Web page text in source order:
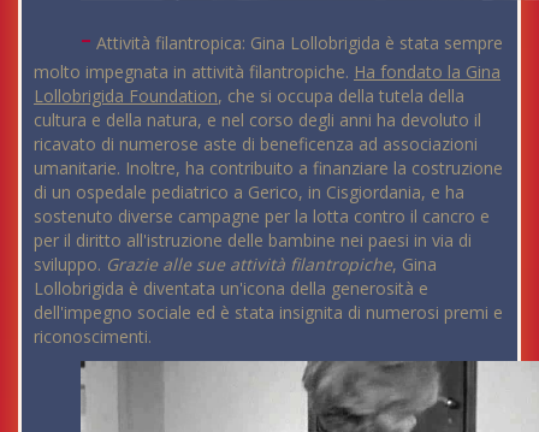
- Attività filantropica: Gina Lollobrigida è stata sempre
molto impegnata in attività filantropiche. Ha fondato la Gina
Lollobrigida Foundation, che si occupa della tutela della
cultura e della natura, e nel corso degli anni ha devoluto il
ricavato di numerose aste di beneficenza ad associazioni
umanitarie. Inoltre, ha contribuito a finanziare la costruzione
di un ospedale pediatrico a Gerico, in Cisgiordania, e ha
sostenuto diverse campagne per la lotta contro il cancro e
per il diritto all'istruzione delle bambine nei paesi in via di
sviluppo. Grazie alle sue attività filantropiche, Gina
Lollobrigida è diventata un'icona della generosità e
dell'impegno sociale ed è stata insignita di numerosi premi e
riconoscimenti.